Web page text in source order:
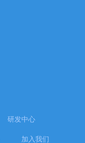
研发中心
加入我们